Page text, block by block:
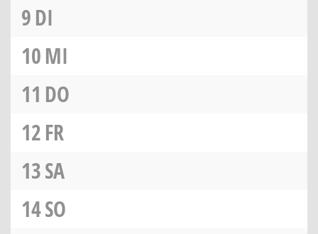
9DI
10MI
11 DO
12FR
13SA
14SO